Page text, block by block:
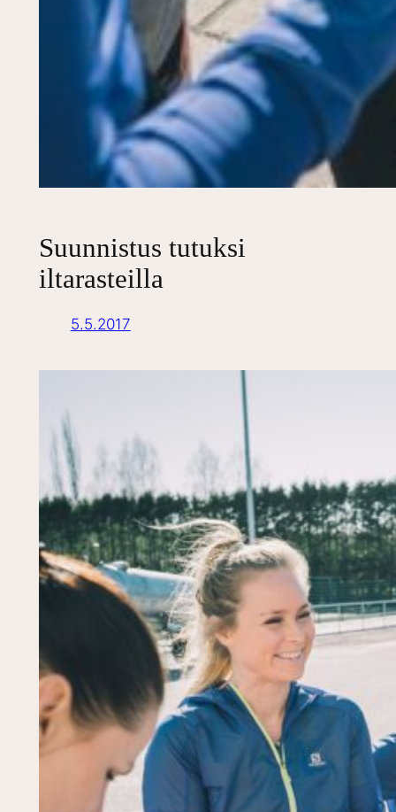
Suunnistus tutuksi
iltarasteilla
5.5.2017